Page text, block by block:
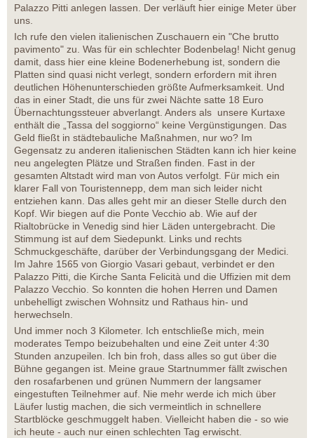
Palazzo Pitti anlegen lassen. Der verläuft hier einige Meter über
uns.
Ich rufe den vielen italienischen Zuschauern ein "Che brutto
pavimento" zu. Was für ein schlechter Bodenbelag! Nicht genug
damit, dass hier eine kleine Bodenerhebung ist, sondern die
Platten sind quasi nicht verlegt, sondern erfordern mit ihren
deutlichen Höhenunterschieden größte Aufmerksamkeit. Und
das in einer Stadt, die uns für zwei Nächte satte 18 Euro
Übernachtungssteuer abverlangt. Anders als unsere Kurtaxe
enthält die „Tassa del soggiorno“ keine Vergünstigungen. Das
Geld fließt in städtebauliche Maßnahmen, nur wo? Im
Gegensatz zu anderen italienischen Städten kann ich hier keine
neu angelegten Plätze und Straßen finden. Fast in der
gesamten Altstadt wird man von Autos verfolgt. Für mich ein
klarer Fall von Touristennepp, dem man sich leider nicht
entziehen kann. Das alles geht mir an dieser Stelle durch den
Kopf. Wir biegen auf die Ponte Vecchio ab. Wie auf der
Rialtobrücke in Venedig sind hier Läden untergebracht. Die
Stimmung ist auf dem Siedepunkt. Links und rechts
Schmuckgeschäfte, darüber der Verbindungsgang der Medici.
Im Jahre 1565 von Giorgio Vasari gebaut, verbindet er den
Palazzo Pitti, die Kirche Santa Felicità und die Uffizien mit dem
Palazzo Vecchio. So konnten die hohen Herren und Damen
unbehelligt zwischen Wohnsitz und Rathaus hin- und
herwechseln.
Und immer noch 3 Kilometer. Ich entschließe mich, mein
moderates Tempo beizubehalten und eine Zeit unter 4:30
Stunden anzupeilen. Ich bin froh, dass alles so gut über die
Bühne gegangen ist. Meine graue Startnummer fällt zwischen
den rosafarbenen und grünen Nummern der langsamer
eingestuften Teilnehmer auf. Nie mehr werde ich mich über
Läufer lustig machen, die sich vermeintlich in schnellere
Startblöcke geschmuggelt haben. Vielleicht haben die - so wie
ich heute - auch nur einen schlechten Tag erwischt.